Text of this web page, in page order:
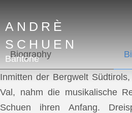
ANDRÈ
SCHUEN
Baritone
Biography
Inmitten der Bergwelt
Val, nahm die musikalische
Schuen ihren Anfang.